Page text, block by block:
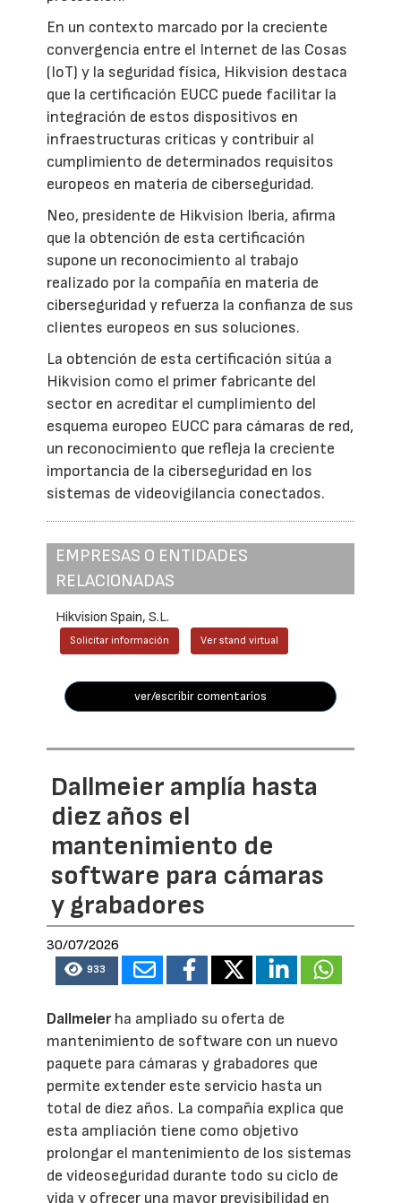
En un contexto marcado por la creciente
convergencia entre el Internet de las Cosas
(IoT) y la seguridad física, Hikvision destaca
que la certificación EUCC puede facilitar la
integración de estos dispositivos en
infraestructuras críticas y contribuir al
cumplimiento de determinados requisitos
europeos en materia de ciberseguridad.
Neo, presidente de Hikvision Iberia, afirma
que la obtención de esta certificación
supone un reconocimiento al trabajo
realizado por la compañía en materia de
ciberseguridad y refuerza la confianza de sus
clientes europeos en sus soluciones.
La obtención de esta certificación sitúa a
Hikvision como el primer fabricante del
sector en acreditar el cumplimiento del
esquema europeo EUCC para cámaras de red,
un reconocimiento que refleja la creciente
importancia de la ciberseguridad en los
sistemas de videovigilancia conectados.
EMPRESAS O ENTIDADES
RELACIONADAS
Hikvision Spain, S.L.
Solicitar información Ver stand virtual
ver/escribir comentarios
Dallmeier amplía hasta
diez años el
mantenimiento de
software para cámaras
y grabadores
30/07/2026
933
Dallmeierha ampliado su oferta de
mantenimiento de software con un nuevo
paquete para cámaras y grabadores que
permite extender este servicio hasta un
total de diez años. La compañía explica que
esta ampliación tiene como objetivo
prolongar el mantenimiento de los sistemas
de videoseguridad durante todo su ciclo de
vida y ofrecer una mayor previsibilidad en